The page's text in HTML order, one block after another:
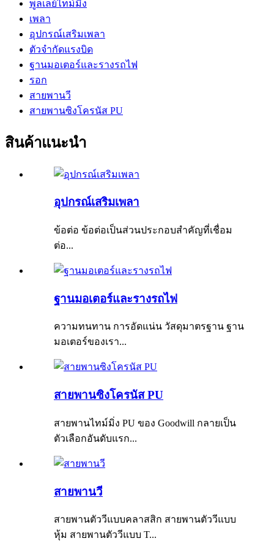
พูลเลย์ไทม์มิ่ง
เพลา
อุปกรณ์เสริมเพลา
ตัวจำกัดแรงบิด
ฐานมอเตอร์และรางรถไฟ
รอก
สายพานวี
สายพานซิงโครนัส PU
สินค้าแนะนำ
อุปกรณ์เสริมเพลา
ข้อต่อ ข้อต่อเป็นส่วนประกอบสำคัญที่เชื่อม
ต่อ...
ฐานมอเตอร์และรางรถไฟ
ความทนทาน การอัดแน่น วัสดุมาตรฐาน ฐาน
มอเตอร์ของเรา...
สายพานซิงโครนัส PU
สายพานไทม์มิ่ง PU ของ Goodwill กลายเป็น
ตัวเลือกอันดับแรก...
สายพานวี
สายพานตัววีแบบคลาสสิก สายพานตัววีแบบ
หุ้ม สายพานตัววีแบบ T...